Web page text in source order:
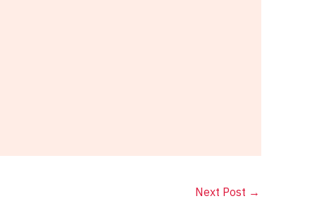
Next Post →